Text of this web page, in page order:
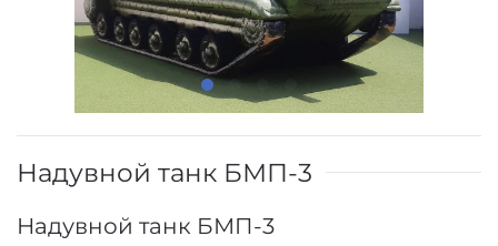
Надувной танк БМП-3
Надувной танк БМП-3